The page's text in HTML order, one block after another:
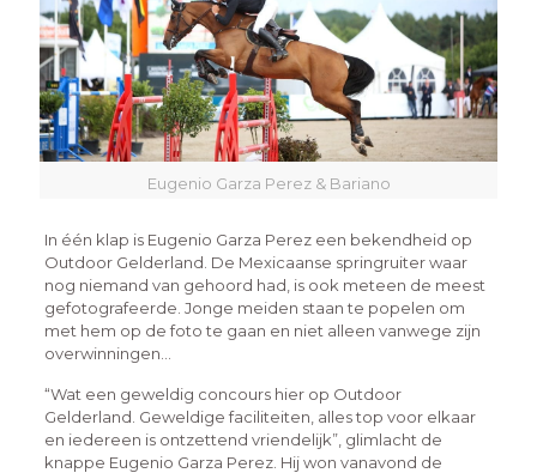
Eugenio Garza Perez & Bariano
In één klap is Eugenio Garza Perez een bekendheid op
Outdoor Gelderland. De Mexicaanse springruiter waar
nog niemand van gehoord had, is ook meteen de meest
gefotografeerde. Jonge meiden staan te popelen om
met hem op de foto te gaan en niet alleen vanwege zijn
overwinningen…
“Wat een geweldig concours hier op Outdoor
Gelderland. Geweldige faciliteiten, alles top voor elkaar
en iedereen is ontzettend vriendelijk”, glimlacht de
knappe Eugenio Garza Perez. Hij won vanavond de